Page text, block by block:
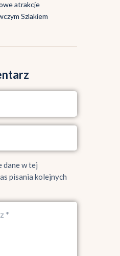
atrakcje
Szlakiem
dane w tej
pisania kolejnych